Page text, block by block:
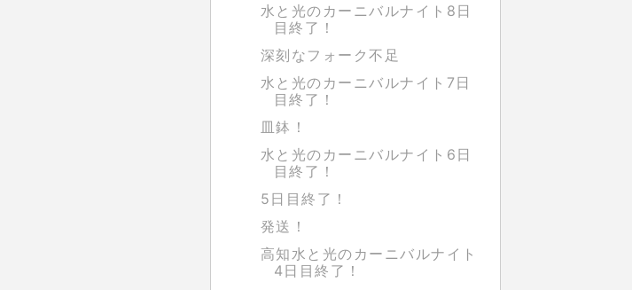
水と光のカーニバルナイト8日
目終了！
深刻なフォーク不足
水と光のカーニバルナイト7日
目終了！
皿鉢！
水と光のカーニバルナイト6日
目終了！
5日目終了！
発送！
高知水と光のカーニバルナイト
4日目終了！